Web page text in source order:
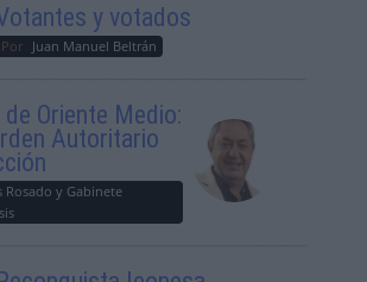
y votados
Por Juan Manuel Beltrán
Oriente Medio:
Autoritario
Rosado y Gabinete